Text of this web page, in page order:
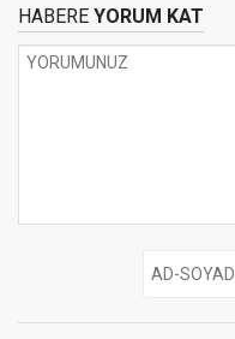
HABERE YORUM KAT